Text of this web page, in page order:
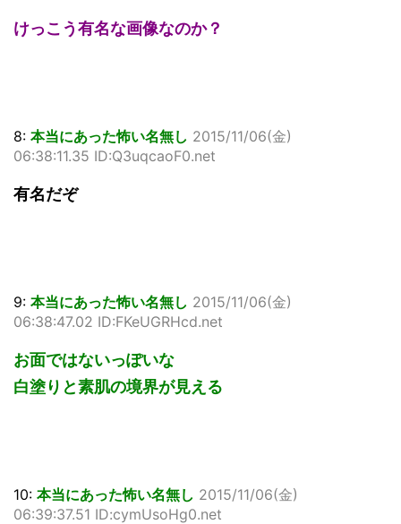
けっこう有名な画像なのか？
8: 本当にあった怖い名無し 2015/11/06(金)
06:38:11.35 ID:Q3uqcaoF0.net
有名だぞ
9: 本当にあった怖い名無し 2015/11/06(金)
06:38:47.02 ID:FKeUGRHcd.net
お面ではないっぽいな
白塗りと素肌の境界が見える
10: 本当にあった怖い名無し 2015/11/06(金)
06:39:37.51 ID:cymUsoHg0.net